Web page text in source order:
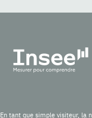
En tant que simple visiteur, la